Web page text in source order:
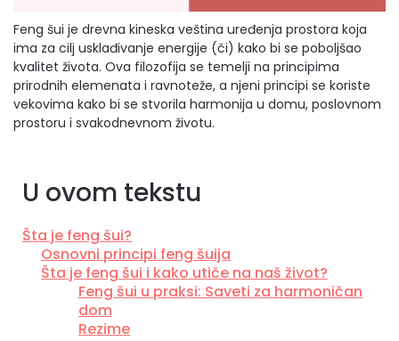
Feng šui je drevna kineska veština uređenja prostora koja
ima za cilj usklađivanje energije (či) kako bi se poboljšao
kvalitet života. Ova filozofija se temelji na principima
prirodnih elemenata i ravnoteže, a njeni principi se koriste
vekovima kako bi se stvorila harmonija u domu, poslovnom
prostoru i svakodnevnom životu.
U ovom tekstu
Šta je feng šui?
Osnovni principi feng šuija
Šta je feng šui i kako utiče na naš život?
Feng šui u praksi: Saveti za harmoničan
dom
Rezime